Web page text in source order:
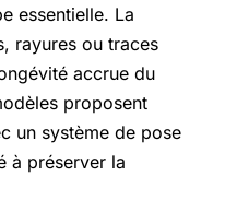
essentielle. La
rayures ou traces
accrue du
proposent
un système de pose
à préserver la